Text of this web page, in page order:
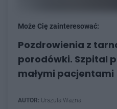
Może Cię zainteresować:
Pozdrowienia z
porodówki. Szpital
małymi pacjentami
AUTOR: Urszula Ważna